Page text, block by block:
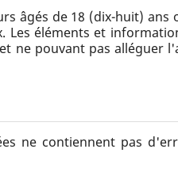
âgés de 18 (dix-huit) ans
éléments et
ne pouvant pas alléguer
ne contiennent pas